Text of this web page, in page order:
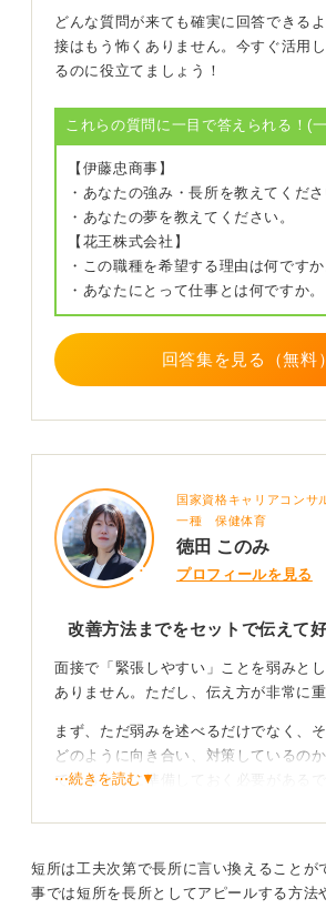
す」といった前向きな言葉を付け加え
決能力や向上心をアピールできます。
0
どんな質問が来ても確実に回答できる
接はもう怖くありません。今すぐ活用
るのに役立てましょう！
これらの質問に一目で答えられる！(
【伊藤忠商事】
・あなたの強み・長所を教えてくださ
・あなたの夢を教えてください。
【花王株式会社】
・この職種を希望する理由は何ですか
・あなたにとって仕事とは何ですか。
回答集を見る（無料）
国家資格キャリアコンサ
一種 保健体育
徳田 このみ
プロフィールを見る
改善方法までをセットで伝えて
面接で「緊張しやすい」ことを弱みと
ありません。ただし、伝え方が非常に重
まず、ただ弱みを述べるだけでなく、
どのように向き合い、対策しているの
できるように準備しておく必要があるで
さらに、その弱みがどのように長所に
⋯続きを読む▼
短所は工夫次第で長所に言い換えることが
事では短所を長所としてアピールする方法